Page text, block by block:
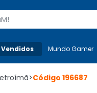
Mais-v-
Mundo Gamer
>Código 196687